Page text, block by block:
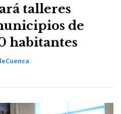
talleres
de
habitantes